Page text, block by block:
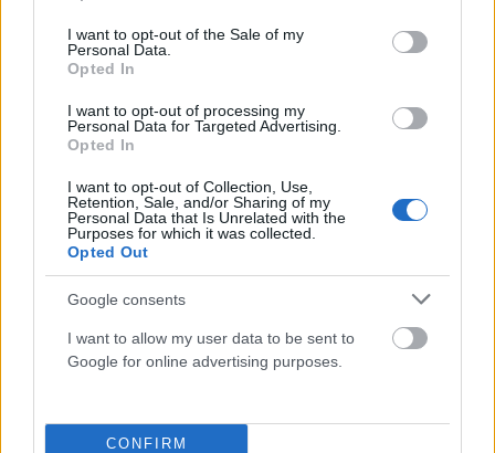
use your data for below specified purposes in below Google
consent section.
I want to opt-out of the Sale of my
Personal Data.
Opted In
I want to opt-out of processing my
Personal Data for Targeted Advertising.
Opted In
I want to opt-out of Collection, Use,
Retention, Sale, and/or Sharing of my
Personal Data that Is Unrelated with the
Purposes for which it was collected.
Opted Out
Google consents
I want to allow my user data to be sent to
Google for online advertising purposes.
CONFIRM
μία μεταβατική συμφωνία, δήλωσε ο Ιρανός υπουργός
των Εξωτερικών Αμπάς Αραγτσί
ΑΝΑΡΤΗΘΗΚΕ ΑΠΟ ΕΛΕΑΝΑ ΖΑΜΠΑΡΑ 9 ΑΥΓΟΎΣΤΟΥ 2026